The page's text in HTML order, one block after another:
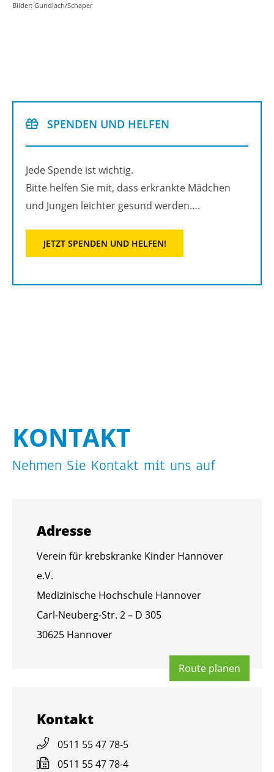
Bil­der: Gund­lach/Scha­per
SPEN­DEN UND HEL­FEN
Jede Spen­de ist wich­tig.
Bitte hel­fen Sie mit, dass er­krank­te Mäd­chen
und Jun­gen leich­ter ge­sund wer­den….
JETZT SPEN­DEN UND HEL­FEN!
KON­TAKT
Neh­men Sie Kon­takt mit uns auf
Adres­se
Ver­ein für krebs­kran­ke Kin­der Han­no­ver
e.V.
Me­di­zi­ni­sche Hoch­schu­le Han­no­ver
Carl-Neu­berg-Str. 2 – D 305
30625 Han­no­ver
Route pla­nen
Kon­takt
0511 55 47 78-5
0511 55 47 78-4